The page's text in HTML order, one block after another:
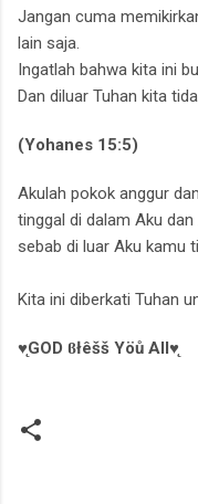
Jangan cuma
lain saja.
Ingatlah bahwa kita ini
Dan diluar Tuhan kita
(Yohanes 15:5)
Akulah pokok anggur
tinggal di dalam Aku
sebab di luar Aku kamu
Kita ini diberkati Tuhan
♥̨GOD ϐłêšš Yöů All♥̨